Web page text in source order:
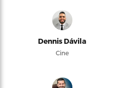
Dennis Dávila
Cine